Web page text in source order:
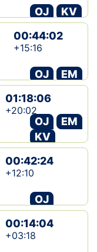
OJ
KV
00:44:02
+15:16
OJ
EM
01:18:06
+20:02
OJ
EM
KV
00:42:24
+12:10
OJ
00:14:04
+03:18